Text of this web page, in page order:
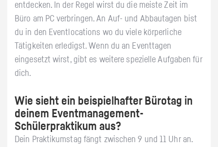
entdecken. In der Regel wirst du die meiste Zeit im
Büro am PC verbringen. An Auf- und Abbautagen bist
du in den Eventlocations wo du viele körperliche
Tätigkeiten erledigst. Wenn du an Eventtagen
eingesetzt wirst, gibt es weitere spezielle Aufgaben für
dich.
Wie sieht ein beispielhafter Bürotag in
deinem Eventmanagement-
Schülerpraktikum aus?
Dein Praktikumstag fängt zwischen 9 und 11 Uhr an.